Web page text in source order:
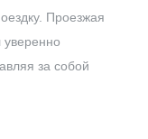
Проезжая
уверенно
за собой